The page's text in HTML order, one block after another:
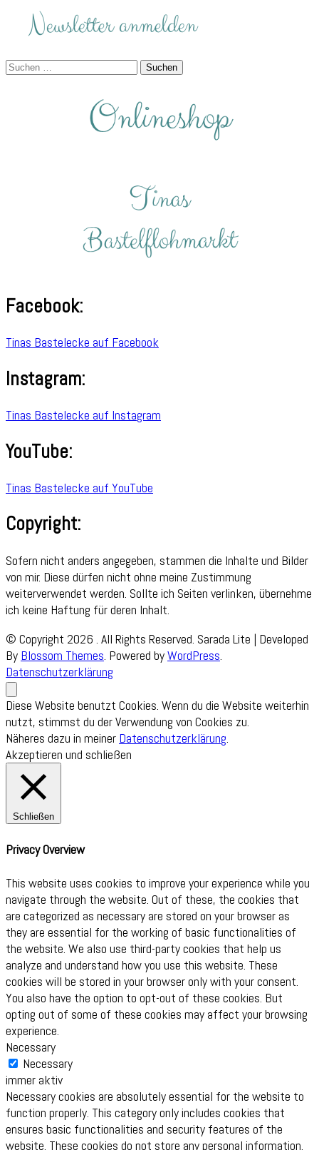
Suchen
Facebook:
Tinas Bastelecke auf Facebook
Instagram:
Tinas Bastelecke auf Instagram
YouTube:
Tinas Bastelecke auf YouTube
Copyright:
Sofern nicht anders angegeben, stammen die Inhalte und Bilder
von mir. Diese dürfen nicht ohne meine Zustimmung
weiterverwendet werden. Sollte ich Seiten verlinken, übernehme
ich keine Haftung für deren Inhalt.
© Copyright 2026 . All Rights Reserved. Sarada Lite | Developed
By Blossom Themes. Powered byWordPress.
Datenschutzerklärung
Diese Website benutzt Cookies. Wenn du die Website weiterhin
nutzt, stimmst du der Verwendung von Cookies zu.
Näheres dazu in meiner Datenschutzerklärung.
Akzeptieren und schließen
Schließen
Privacy Overview
This website uses cookies to improve your experience while you
navigate through the website. Out of these, the cookies that
are categorized as necessary are stored on your browser as
they are essential for the working of basic functionalities of
the website. We also use third-party cookies that help us
analyze and understand how you use this website. These
cookies will be stored in your browser only with your consent.
You also have the option to opt-out of these cookies. But
opting out of some of these cookies may affect your browsing
experience.
Necessary
Necessary
immer aktiv
Necessary cookies are absolutely essential for the website to
function properly. This category only includes cookies that
ensures basic functionalities and security features of the
website. These cookies do not store any personal information.